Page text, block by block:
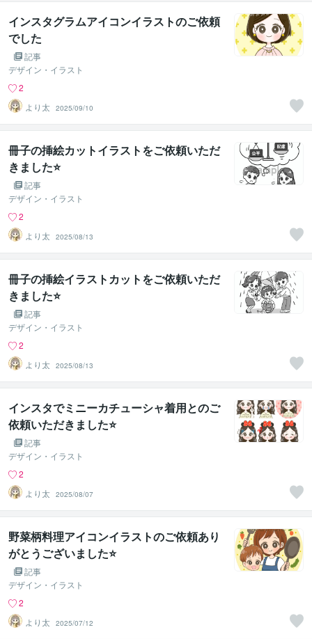
インスタグラムアイコンイラストのご依頼
でした
記事
デザイン・イラスト
2
より太
2025/09/10
冊子の挿絵カットイラストをご依頼いただ
きました⭐
記事
デザイン・イラスト
2
より太
2025/08/13
冊子の挿絵イラストカットをご依頼いただ
きました⭐
記事
デザイン・イラスト
2
より太
2025/08/13
インスタでミニーカチューシャ着用とのご
依頼いただきました⭐
記事
デザイン・イラスト
2
より太
2025/08/07
野菜柄料理アイコンイラストのご依頼あり
がとうございました⭐
記事
デザイン・イラスト
2
より太
2025/07/12